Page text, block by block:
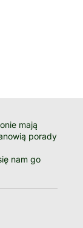
mają
porady
nam go